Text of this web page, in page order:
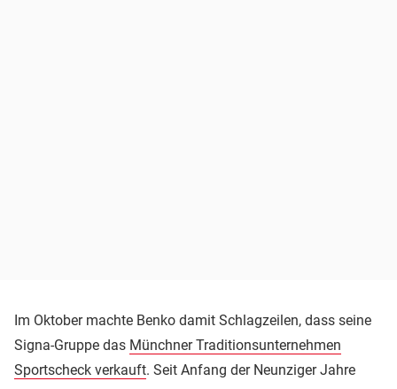
Im Oktober machte Benko damit Schlagzeilen, dass seine
Signa-Gruppe das Münchner Traditionsunternehmen
Sportscheck verkauft. Seit Anfang der Neunziger Jahre